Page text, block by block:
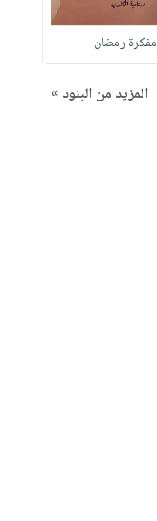
مفكرة رمضان
المزيد من البنود »